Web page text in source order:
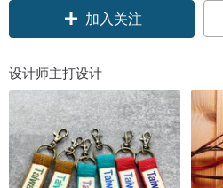
加入关注
设计师主打设计